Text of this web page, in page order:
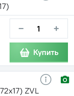
− +
Купить
ZVL